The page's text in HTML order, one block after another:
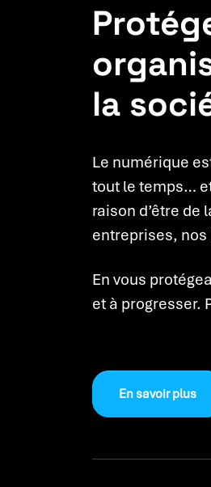
la
Le numérique
tout le temps…
raison d’être
entreprises,
En vous
et à progresser.
En savoir plus